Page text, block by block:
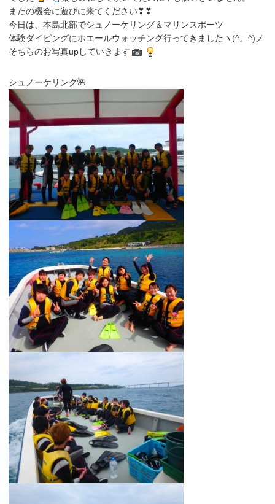
またの機会に遊びに来てください❣❣
今日は、本島北部でシュノーケリング＆マリンスポーツ
体験ダイビングにホエールウォッチング行ってきましたヽ(^。^)ノ
そちらのお写真upしていきます
シュノーケリング🌺